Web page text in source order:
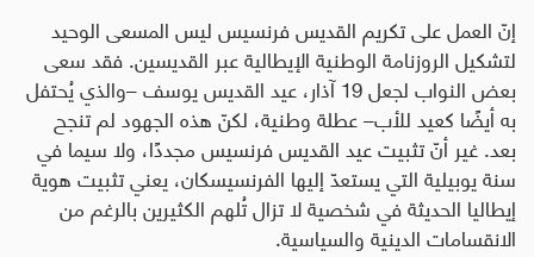
إنّ العمل على تكريم القديس فرنسيس ليس المسعى الوحيد
لتشكيل الروزنامة الوطنية الإيطالية عبر القديسين. فقد سعى
بعض النواب لجعل 19 آذار، عيد القديس يوسف –والذي يُحتفل
به أيضًا كعيد للأب– عطلة وطنية، لكنّ هذه الجهود لم تنجح
بعد. غير أنّ تثبيت عيد القديس فرنسيس مجددًا، ولا سيما في
سنة يوبيلية التي يستعدّ إليها الفرنسيسكان، يعني تثبيت هوية
إيطاليا الحديثة في شخصية لا تزال تُلهم الكثيرين بالرغم من
الانقسامات الدينية والسياسية.